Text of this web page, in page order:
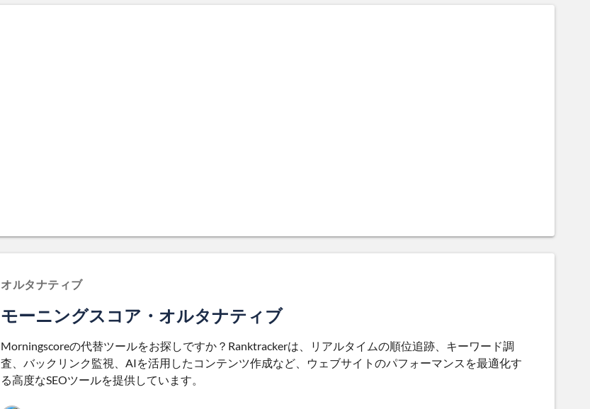
オルタナティブ
モーニングスコア・オルタナティブ
Morningscoreの代替ツールをお探しですか？Ranktrackerは、リアルタイムの順位追跡、キーワード調
査、バックリンク監視、AIを活用したコンテンツ作成など、ウェブサイトのパフォーマンスを最適化す
る高度なSEOツールを提供しています。